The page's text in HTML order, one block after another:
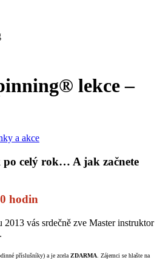
lekce –
a akce
celý rok… A jak začnete
hodin
vás srdečně zve Master instruktor
příslušníky) a je zcela ZDARMA . Zájemci se hlašte na